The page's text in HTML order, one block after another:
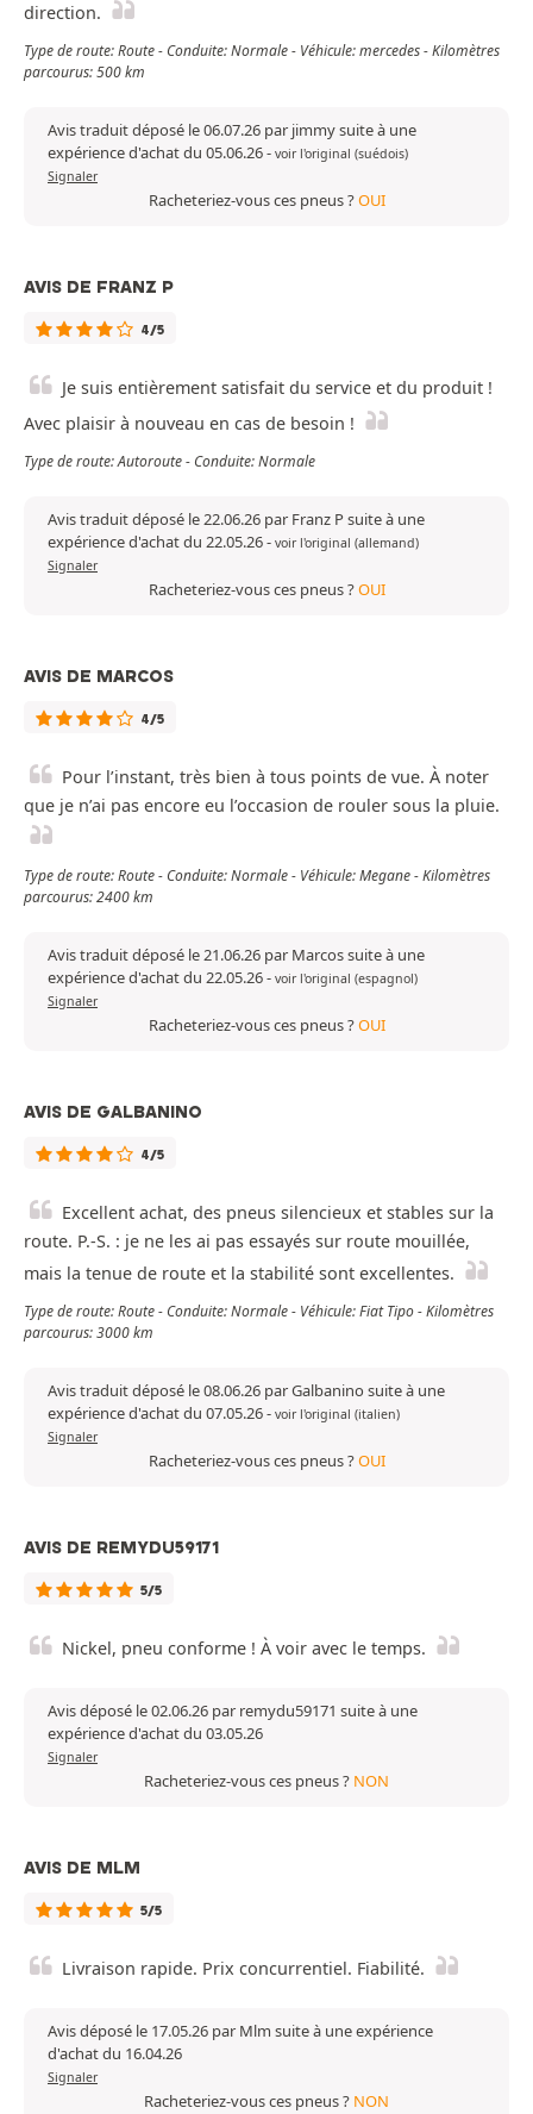
direction.
Type de route: Route - Conduite: Normale - Véhicule: mercedes - Kilomètres
parcourus: 500 km
Avis traduit déposé le 06.07.26 par jimmy suite à une
expérience d'achat du 05.06.26- voir l'original (suédois)
Signaler
Racheteriez-vous ces pneus ?OUI
AVIS DE FRANZ P
4/5
Je suis entièrement satisfait du service et du produit !
Avec plaisir à nouveau en cas de besoin !
Type de route: Autoroute - Conduite: Normale
Avis traduit déposé le 22.06.26 par Franz P suite à une
expérience d'achat du 22.05.26- voir l'original (allemand)
Signaler
Racheteriez-vous ces pneus ?OUI
AVIS DE MARCOS
4/5
Pour l’instant, très bien à tous points de vue. À noter
que je n’ai pas encore eu l’occasion de rouler sous la pluie.
Type de route: Route - Conduite: Normale - Véhicule: Megane - Kilomètres
parcourus: 2400 km
Avis traduit déposé le 21.06.26 par Marcos suite à une
expérience d'achat du 22.05.26- voir l'original (espagnol)
Signaler
Racheteriez-vous ces pneus ?OUI
AVIS DE GALBANINO
4/5
Excellent achat, des pneus silencieux et stables sur la
route. P.-S. : je ne les ai pas essayés sur route mouillée,
mais la tenue de route et la stabilité sont excellentes.
Type de route: Route - Conduite: Normale - Véhicule: Fiat Tipo - Kilomètres
parcourus: 3000 km
Avis traduit déposé le 08.06.26 par Galbanino suite à une
expérience d'achat du 07.05.26- voir l'original (italien)
Signaler
Racheteriez-vous ces pneus ?OUI
AVIS DE REMYDU59171
5/5
Nickel, pneu conforme ! À voir avec le temps.
Avis déposé le 02.06.26 par remydu59171 suite à une
expérience d'achat du 03.05.26
Signaler
Racheteriez-vous ces pneus ? NON
AVIS DE MLM
5/5
Livraison rapide. Prix concurrentiel. Fiabilité.
Avis déposé le 17.05.26 par Mlm suite à une expérience
d'achat du 16.04.26
Signaler
Racheteriez-vous ces pneus ? NON